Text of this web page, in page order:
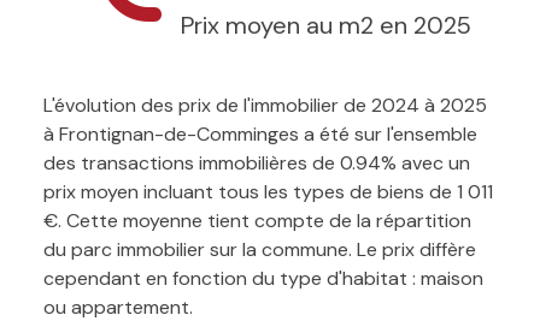
Prix moyen au m2 en 2025
L'évolution des prix de l'immobilier de 2024 à 2025
à Frontignan-de-Comminges a été sur l'ensemble
des transactions immobilières de 0.94% avec un
prix moyen incluant tous les types de biens de 1 011
€. Cette moyenne tient compte de la répartition
du parc immobilier sur la commune. Le prix diffère
cependant en fonction du type d'habitat : maison
ou appartement.